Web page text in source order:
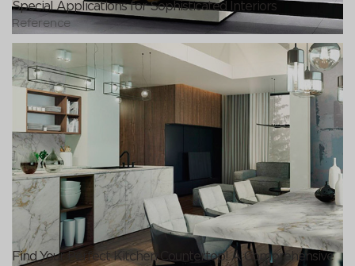
Special Applications for Sophisticated Interiors
Reference
Find Your Perfect Kitchen Countertop! A Comprehensive